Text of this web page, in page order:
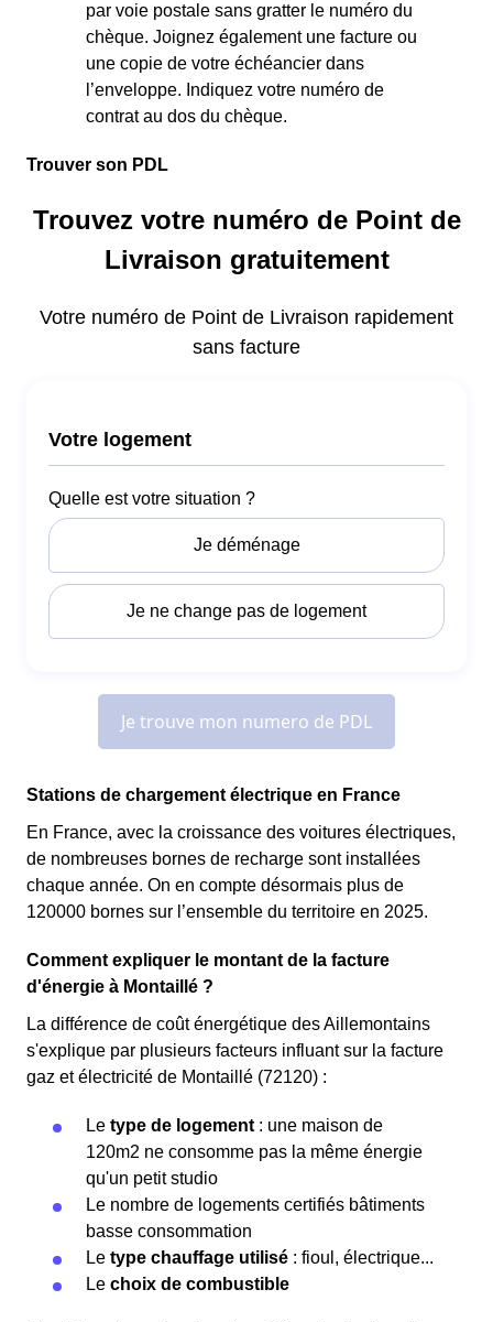
par voie postale sans gratter le numéro du
chèque. Joignez également une facture ou
une copie de votre échéancier dans
l’enveloppe. Indiquez votre numéro de
contrat au dos du chèque.
Trouver son PDL
Stations de chargement électrique en France
En France, avec la croissance des voitures électriques,
de nombreuses bornes de recharge sont installées
chaque année. On en compte désormais plus de
120000 bornes sur l’ensemble du territoire en 2025.
Comment expliquer le montant de la facture
d'énergie à Montaillé ?
La différence de coût énergétique des Aillemontains
s'explique par plusieurs facteurs influant sur la facture
gaz et électricité de Montaillé (72120) :
Le type de logement : une maison de
120m2 ne consomme pas la même énergie
qu'un petit studio
Le nombre de logements certifiés bâtiments
basse consommation
Le type chauffage utilisé : fioul, électrique...
Le choix de combustible